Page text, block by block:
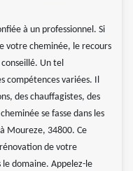
à un professionnel. Si
votre cheminée, le recours
Un tel
compétences variées. Il
des chauffagistes, des
se fasse dans les
Moureze, 34800. Ce
de votre
domaine. Appelez-le